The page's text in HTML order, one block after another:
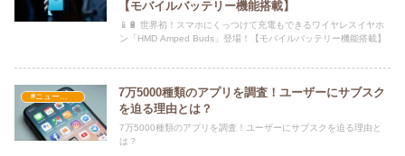
【モバイルバッテリー機能搭載】
📱🔋 世界初！スマホにくっつけて充電もできるワイヤレスイヤホ
ン「HMD Amped Buds」登場！【モバイルバッテリー機能搭載】
7万5000種類のアプリを調査！ユーザーにサブスク
を迫る理由とは？
7万5000種類のアプリを調査！ユーザーにサブスクを迫る理由と
は？